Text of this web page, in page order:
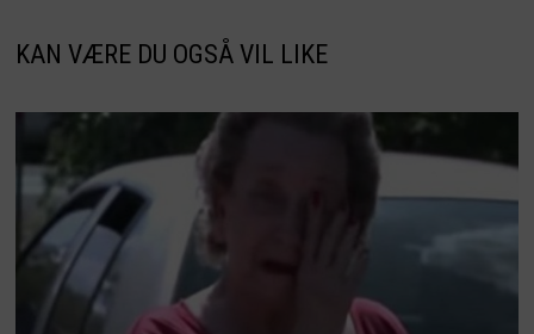
KAN VÆRE DU OGSÅ VIL LIKE